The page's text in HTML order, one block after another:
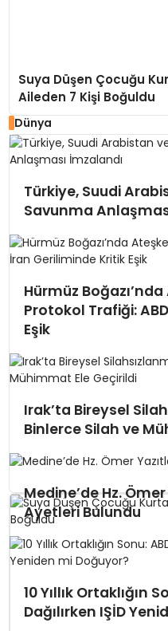
Suya Düşen Çocuğu
Aileden 7 Kişi Boğuldu
Dünya
Türkiye, Suudi
Savunma
Hürmüz
Protokol Trafiği:
Eşik
Irak’ta Bireysel
Binlerce Silah ve
Medine’de Hz. Ömer
Ayetleri Bulundu
10 Yıllık Ortaklığın
Dağılırken IŞİD